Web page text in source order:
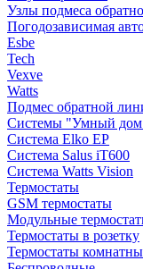
Узлы подмеса
Погодозависимая
Esbe
Tech
Vexve
Watts
Подмес обратной
Системы "Умный
Система Elko EP
Система Salus iT600
Система Watts Vision
Термостаты
GSM термостаты
Модульные
Термостаты в розетку
Термостаты